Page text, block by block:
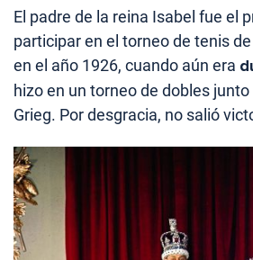
El padre de la reina Isabel fue el
participar en el torneo de tenis
en el año 1926, cuando aún era
hizo en un torneo de dobles
Grieg. Por desgracia, no salió